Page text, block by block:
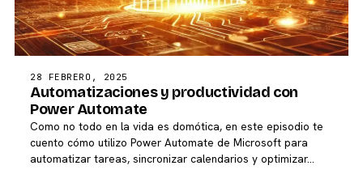
28 FEBRERO, 2025
Automatizaciones y productividad con
Power Automate
Como no todo en la vida es domótica, en este episodio te
cuento cómo utilizo Power Automate de Microsoft para
automatizar tareas, sincronizar calendarios y optimizar…